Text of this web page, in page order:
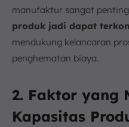
manufaktur sangat
produk jadi dapat
mendukung kelancaran
penghematan biaya.
2. Faktor yang
Kapasitas